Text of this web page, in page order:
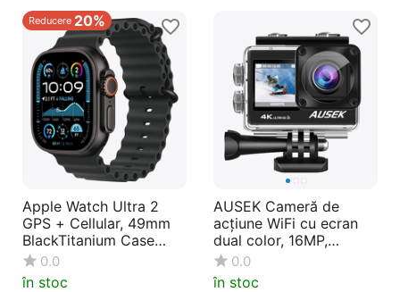
Reducere 20%
Apple Watch Ultra 2
GPS + Cellular, 49mm
BlackTitanium Case
with Black Ocean Band,
MX4P3
0.0
în stoc
AUSEK Cameră de
acțiune WiFi cu ecran
dual color, 16MP,
4k/30fps, 900mAh,
negru
0.0
în stoc